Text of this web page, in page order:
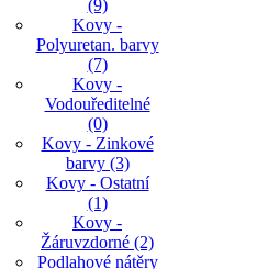
(9)
Kovy -
Polyuretan. barvy
(7)
Kovy -
Vodouředitelné
(0)
Kovy - Zinkové
barvy (3)
Kovy - Ostatní
(1)
Kovy -
Žáruvzdorné (2)
Podlahové nátěry